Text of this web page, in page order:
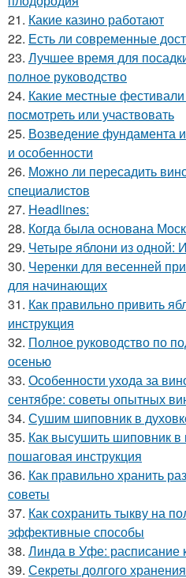
21. Какие казино работают
22. Есть ли современные
23. Лучшее время для
полное руководство
24. Какие местные
посмотреть или участвовать
25. Возведение фундамента
и особенности
26. Можно ли пересадить
специалистов
27. Headlines:
28. Когда была основана
29. Четыре яблони из одной:
30. Черенки для весенней
для начинающих
31. Как правильно привить
инструкция
32. Полное руководство по
осенью
33. Особенности ухода за
сентябре: советы опытных
34. Сушим шиповник в
35. Как высушить шиповник в
пошаговая инструкция
36. Как правильно хранить
советы
37. Как сохранить тыкву на
эффективные способы
38. Линда в Уфе: расписание
39. Секреты долгого